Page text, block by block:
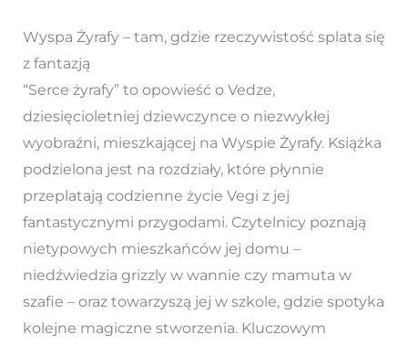
Wyspa Żyrafy – tam, gdzie rzeczywistość splata się
z fantazją
“Serce żyrafy” to opowieść o Vedze,
dziesięcioletniej dziewczynce o niezwykłej
wyobraźni, mieszkającej na Wyspie Żyrafy. Książka
podzielona jest na rozdziały, które płynnie
przeplatają codzienne życie Vegi z jej
fantastycznymi przygodami. Czytelnicy poznają
nietypowych mieszkańców jej domu –
niedźwiedzia grizzly w wannie czy mamuta w
szafie – oraz towarzyszą jej w szkole, gdzie spotyka
kolejne magiczne stworzenia. Kluczowym